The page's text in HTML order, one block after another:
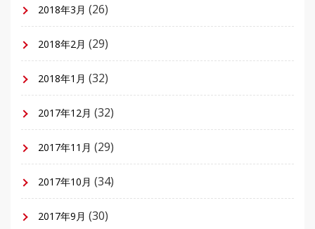
2018年3月 (26)
2018年2月 (29)
2018年1月 (32)
2017年12月 (32)
2017年11月 (29)
2017年10月 (34)
2017年9月 (30)